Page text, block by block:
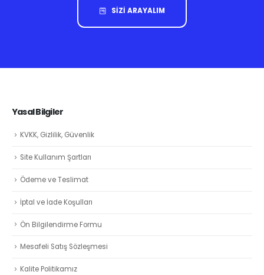
SİZİ ARAYALIM
Yasal Bilgiler
KVKK, Gizlilik, Güvenlik
Site Kullanım Şartları
Ödeme ve Teslimat
İptal ve İade Koşulları
Ön Bilgilendirme Formu
Mesafeli Satış Sözleşmesi
Kalite Politikamız